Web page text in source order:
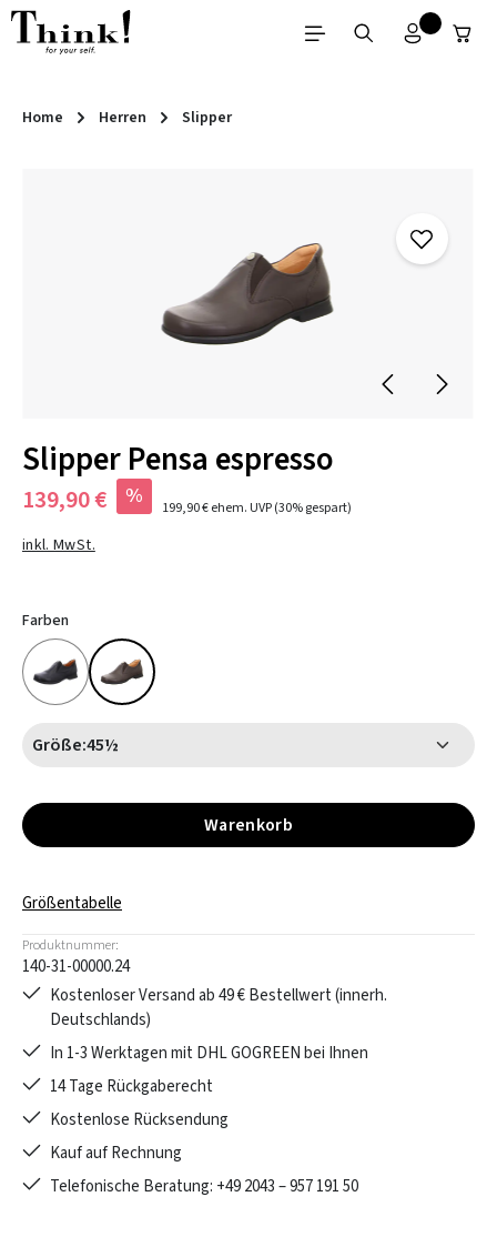
Zum Hauptinhalt springen
Home Herren Slipper
Slipper Pensa espresso
139,90 € % 199,90 €ehem. UVP(30% gespart)
inkl. MwSt.
Farben
Größe:45½
Warenkorb
Größentabelle
Produktnummer:
140-31-00000.24
Kostenloser Versand ab 49 € Bestellwert (innerh.
Deutschlands)
In 1-3 Werktagen mit DHL GOGREEN bei Ihnen
14 Tage Rückgaberecht
Kostenlose Rücksendung
Kauf auf Rechnung
Telefonische Beratung: +49 2043 – 957 191 50